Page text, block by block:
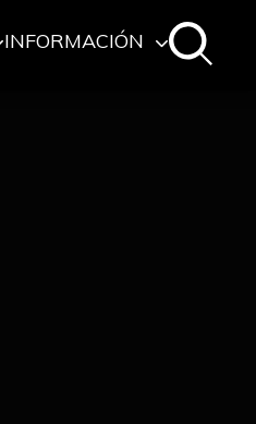
INFORMACIÓN